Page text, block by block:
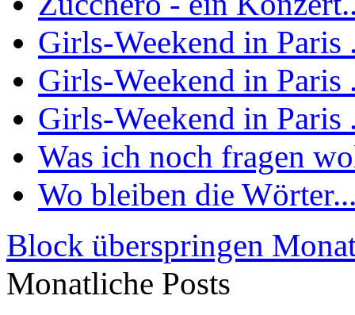
Girls-Weekend in Paris
Girls-Weekend in Paris
Girls-Weekend in Paris
Was ich noch fragen
Wo bleiben die
Block überspringen
Monatliche Posts